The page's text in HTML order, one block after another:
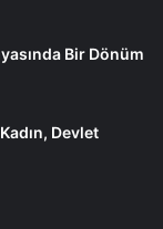
Bir Dönüm
Devlet